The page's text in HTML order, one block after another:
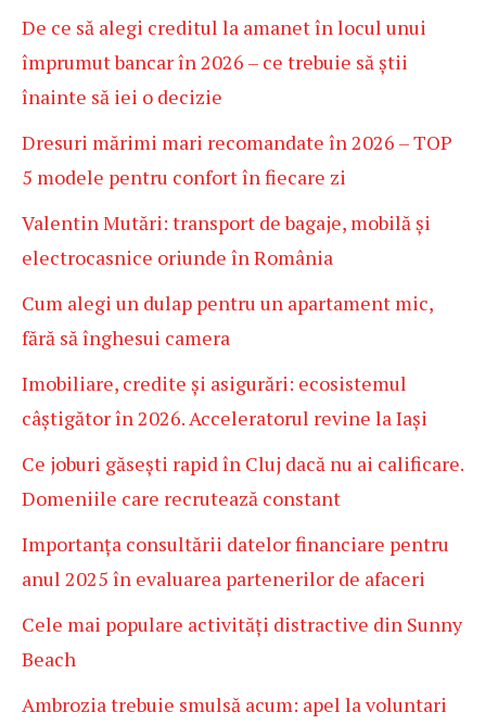
De ce să alegi creditul la amanet în locul unui
împrumut bancar în 2026 – ce trebuie să știi
înainte să iei o decizie
Dresuri mărimi mari recomandate în 2026 – TOP
5 modele pentru confort în fiecare zi
Valentin Mutări: transport de bagaje, mobilă și
electrocasnice oriunde în România
Cum alegi un dulap pentru un apartament mic,
fără să înghesui camera
Imobiliare, credite și asigurări: ecosistemul
câștigător în 2026. Acceleratorul revine la Iași
Ce joburi găsești rapid în Cluj dacă nu ai calificare.
Domeniile care recrutează constant
Importanța consultării datelor financiare pentru
anul 2025 în evaluarea partenerilor de afaceri
Cele mai populare activități distractive din Sunny
Beach
Ambrozia trebuie smulsă acum: apel la voluntari